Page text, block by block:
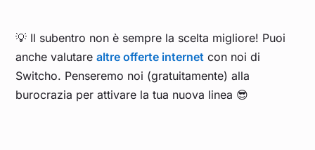
💡 Il subentro non è sempre la scelta migliore! Puoi
anche valutarealtre offerte internet con noi di
Switcho. Penseremo noi (gratuitamente) alla
burocrazia per attivare la tua nuova linea 😎